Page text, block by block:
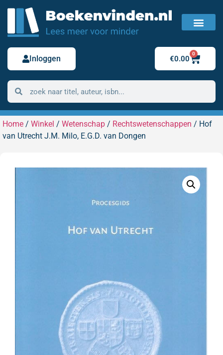
Inloggen €0.00
0
Home / Winkel / Wetenschap / Rechtswetenschappen / Hof
van Utrecht J.M. Milo, E.G.D. van Dongen